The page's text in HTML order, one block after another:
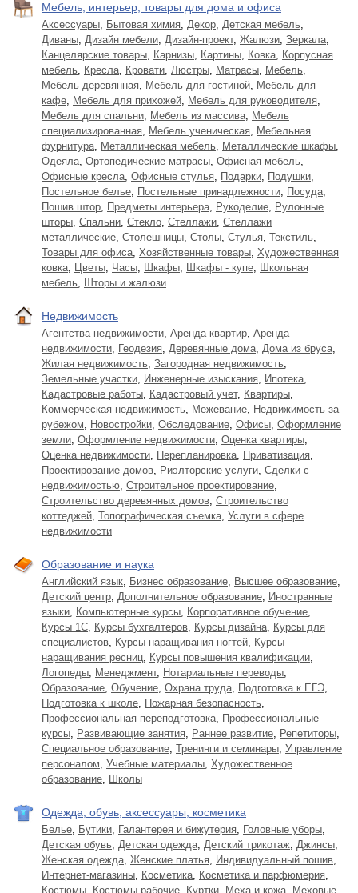
Мебель, интерьер, товары для дома и офиса
Аксессуары, Бытовая химия, Декор, Детская мебель,
Диваны, Дизайн мебели, Дизайн-проект, Жалюзи, Зеркала,
Канцелярские товары, Карнизы, Картины, Ковка, Корпусная
мебель, Кресла, Кровати, Люстры, Матрасы, Мебель,
Мебель деревянная, Мебель для гостиной, Мебель для
кафе, Мебель для прихожей, Мебель для руководителя,
Мебель для спальни, Мебель из массива, Мебель
специализированная, Мебель ученическая, Мебельная
фурнитура, Металлическая мебель, Металлические шкафы,
Одеяла, Ортопедические матрасы, Офисная мебель,
Офисные кресла, Офисные стулья, Подарки, Подушки,
Постельное белье, Постельные принадлежности, Посуда,
Пошив штор, Предметы интерьера, Рукоделие, Рулонные
шторы, Спальни, Стекло, Стеллажи, Стеллажи
металлические, Столешницы, Столы, Стулья, Текстиль,
Товары для офиса, Хозяйственные товары, Художественная
ковка, Цветы, Часы, Шкафы, Шкафы - купе, Школьная
мебель, Шторы и жалюзи
Недвижимость
Агентства недвижимости, Аренда квартир, Аренда
недвижимости, Геодезия, Деревянные дома, Дома из бруса,
Жилая недвижимость, Загородная недвижимость,
Земельные участки, Инженерные изыскания, Ипотека,
Кадастровые работы, Кадастровый учет, Квартиры,
Коммерческая недвижимость, Межевание, Недвижимость за
рубежом, Новостройки, Обследование, Офисы, Оформление
земли, Оформление недвижимости, Оценка квартиры,
Оценка недвижимости, Перепланировка, Приватизация,
Проектирование домов, Риэлторские услуги, Сделки с
недвижимостью, Строительное проектирование,
Строительство деревянных домов, Строительство
коттеджей, Топографическая съемка, Услуги в сфере
недвижимости
Образование и наука
Английский язык, Бизнес образование, Высшее образование,
Детский центр, Дополнительное образование, Иностранные
языки, Компьютерные курсы, Корпоративное обучение,
Курсы 1С, Курсы бухгалтеров, Курсы дизайна, Курсы для
специалистов, Курсы наращивания ногтей, Курсы
наращивания ресниц, Курсы повышения квалификации,
Логопеды, Менеджмент, Нотариальные переводы,
Образование, Обучение, Охрана труда, Подготовка к ЕГЭ,
Подготовка к школе, Пожарная безопасность,
Профессиональная переподготовка, Профессиональные
курсы, Развивающие занятия, Раннее развитие, Репетиторы,
Специальное образование, Тренинги и семинары, Управление
персоналом, Учебные материалы, Художественное
образование, Школы
Одежда, обувь, аксессуары, косметика
Белье, Бутики, Галантерея и бижутерия, Головные уборы,
Детская обувь, Детская одежда, Детский трикотаж, Джинсы,
Женская одежда, Женские платья, Индивидуальный пошив,
Интернет-магазины, Косметика, Косметика и парфюмерия,
Костюмы
Костюмы рабочие Куртки Меха и кожа Меховые